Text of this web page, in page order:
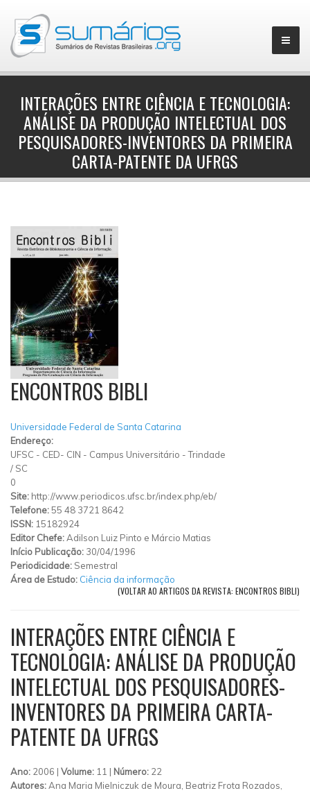
▼
INTERAÇÕES ENTRE CIÊNCIA E TECNOLOGIA:
ANÁLISE DA PRODUÇÃO INTELECTUAL DOS
PESQUISADORES-INVENTORES DA PRIMEIRA
CARTA-PATENTE DA UFRGS
ENCONTROS BIBLI
Universidade Federal de Santa Catarina
Endereço:
UFSC - CED- CIN - Campus Universitário - Trindade
/ SC
0
Site: http://www.periodicos.ufsc.br/index.php/eb/
Telefone:55 48 3721 8642
ISSN: 15182924
Editor Chefe:Adilson Luiz Pinto e Márcio Matias
Início Publicação: 30/04/1996
Periodicidade: Semestral
Área de Estudo: Ciência da informação
(VOLTAR AO ARTIGOS DA REVISTA: ENCONTROS BIBLI)
INTERAÇÕES ENTRE CIÊNCIA E
TECNOLOGIA: ANÁLISE DA PRODUÇÃO
INTELECTUAL DOS PESQUISADORES-
INVENTORES DA PRIMEIRA CARTA-
PATENTE DA UFRGS
Ano: 2006 | Volume: 11 | Número: 22
Autores:Ana Maria Mielniczuk de Moura, Beatriz Frota Rozados,